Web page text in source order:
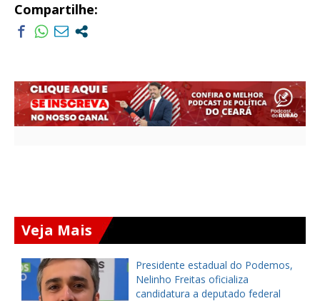
Compartilhe:
Veja Mais
Presidente estadual do Podemos,
Nelinho Freitas oficializa
candidatura a deputado federal